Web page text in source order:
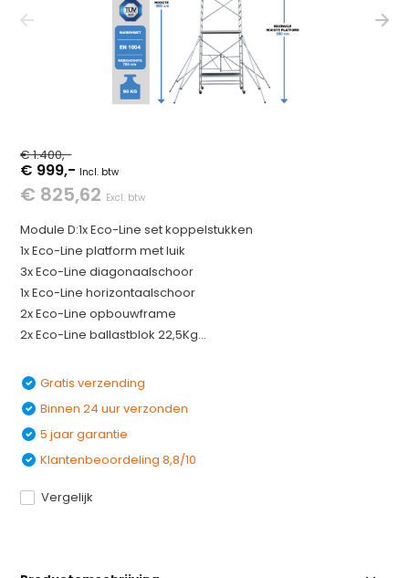
€ 1.400,-
€ 999,- Incl. btw
€ 825,62 Excl. btw
Module D:1x Eco-Line set koppelstukken
1x Eco-Line platform met luik
3x Eco-Line diagonaalschoor
1x Eco-Line horizontaalschoor
2x Eco-Line opbouwframe
2x Eco-Line ballastblok 22,5Kg...
Gratis verzending
Binnen 24 uur verzonden
5 jaar garantie
Klantenbeoordeling 8,8/10
Vergelijk